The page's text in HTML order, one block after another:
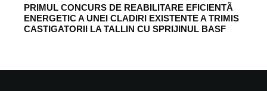
PRIMUL CONCURS DE REABILITARE EFICIENTÃ
ENERGETIC A UNEI CLADIRI EXISTENTE A TRIMIS
CASTIGATORII LA TALLIN CU SPRIJINUL BASF